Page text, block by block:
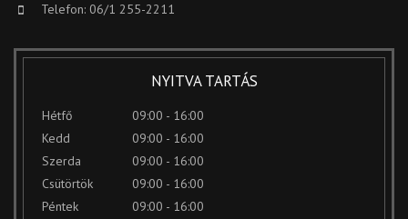
Telefon: 06/1 255-2211
NYITVA TARTÁS
Hétfő
09:00 - 16:00
Kedd
09:00 - 16:00
Szerda
09:00 - 16:00
Csütörtök
09:00 - 16:00
Péntek
09:00 - 16:00